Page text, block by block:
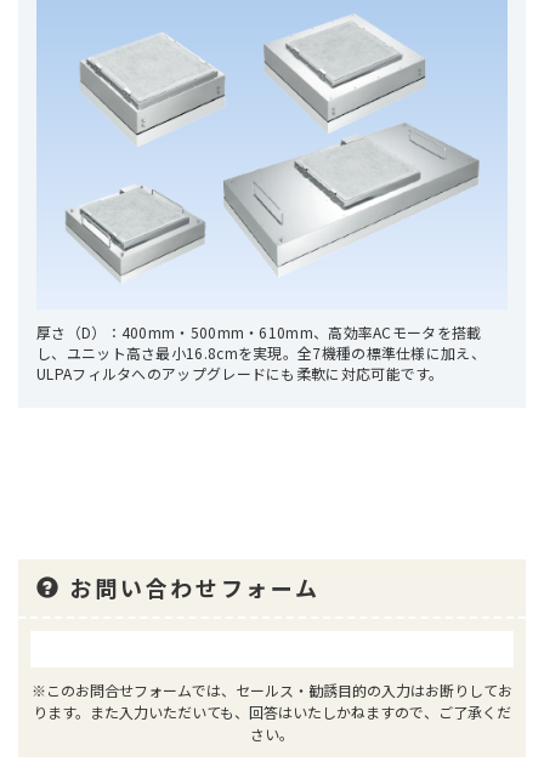
厚さ（D）：400mm・500mm・610mm、高効率ACモータを搭載
し、ユニット高さ最小16.8cmを実現。全7機種の標準仕様に加え、
ULPAフィルタへのアップグレードにも柔軟に対応可能です。
お問い合わせフォーム
※このお問合せフォームでは、セールス・勧誘目的の入力はお断りしてお
ります。また入力いただいても、回答はいたしかねますので、ご了承くだ
さい。